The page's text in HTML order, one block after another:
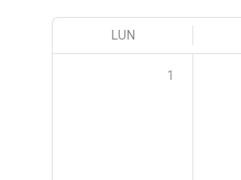
LUN
1